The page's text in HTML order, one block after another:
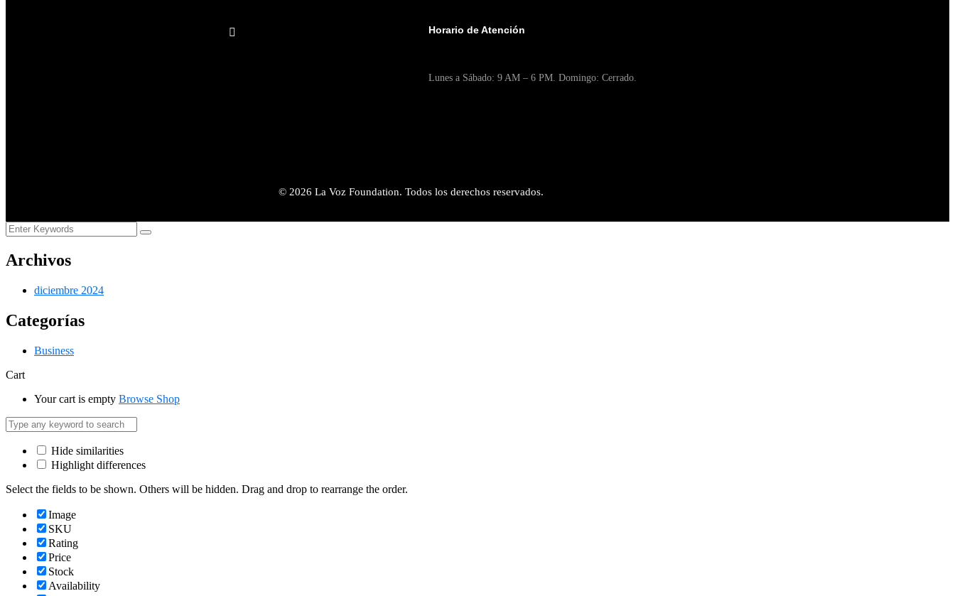
Horario de Atención
Lunes a Sábado: 9 AM – 6 PM. Domingo: Cerrado.
© 2026 La Voz Foundation. Todos los derechos reservados.
Archivos
diciembre 2024
Categorías
Business
Cart
Your cart is empty Browse Shop
Hide similarities
Highlight differences
Select the fields to be shown. Others will be hidden. Drag and drop to rearrange the order.
Image
SKU
Rating
Price
Stock
Availability